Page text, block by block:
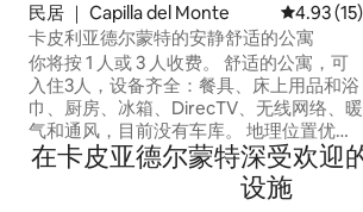
民居 ｜ Capilla del Monte 平均评分
4.93 (15)
卡皮利亚德尔蒙特的安静舒适的公寓
你将按 1 人或 3 人收费。 舒适的公寓，可
入住3人，设备齐全：餐具、床上用品和浴
巾、厨房、冰箱、DirecTV、无线网络、暖
气和通风，目前没有车库。 地理位置优
越： -距离Omnibus总站4个街区 - 距离市
中心2个街区 -距离圣马丁广场2个街区 -距
离Pueblo Encanto仅1个街区 单人露台，
在卡皮亚德尔蒙特深受欢迎
设施